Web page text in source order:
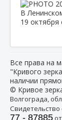
В
19
Все права на
"Кривого
наличии
© Кривое
Волгограда,
Свидетельство
77 - 87885